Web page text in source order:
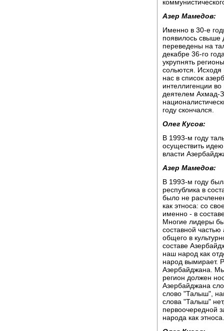
Азер Мамедов:
Именно в 30-е
появилось свыше
переведены на
декабре 36-го
укрупнять
сольются. Исходя
нас в список
интеллигенции
деятелем Ахмад-
году скончался.
Олег Кусов:
В 1993-м году
осуществить
власти
Азер Мамедов:
В 1993-м году
республика в
было не
как этноса: со
именно - в
Многие лидеры
составной
общего в
составе
наш народ как
народ вымирает.
Азербайджана.
регион должен
Азербайджана
слово "Талыш",
слова "Талыш"
первоочередной
народа как этноса.